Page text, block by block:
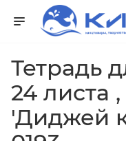
Тетрадь
24 листа
'Диджей